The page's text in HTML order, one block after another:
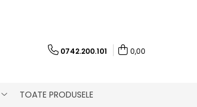
0742.200.101 0,00
TOATE PRODUSELE